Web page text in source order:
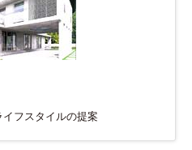
フスタイルの提案